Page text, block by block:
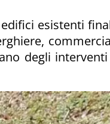
esistenti
degli